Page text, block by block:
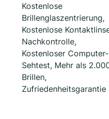
Kostenlose
Brillenglaszentrierung,
Kostenlose
Nachkontrolle,
Kostenloser Computer-
Sehtest, Mehr als
Brillen,
Zufriedenheitsgarantie